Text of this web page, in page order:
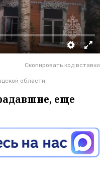
Скопировать код вставки
области
еще